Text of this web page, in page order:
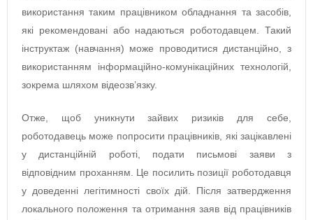
використання таким працівником обладнання та засобів,
які рекомендовані або надаються роботодавцем. Такий
інструктаж (навчання) може проводитися дистанційно, з
використанням інформаційно-комунікаційних технологій,
зокрема шляхом відеозв’язку.
Отже, щоб уникнути зайвих ризиків для себе,
роботодавець може попросити працівників, які зацікавлені
у дистанційній роботі, подати письмові заяви з
відповідним проханням. Це посилить позиції роботодавця
у доведенні легітимності своїх дій. Після затвердження
локального положення та отримання заяв від працівників